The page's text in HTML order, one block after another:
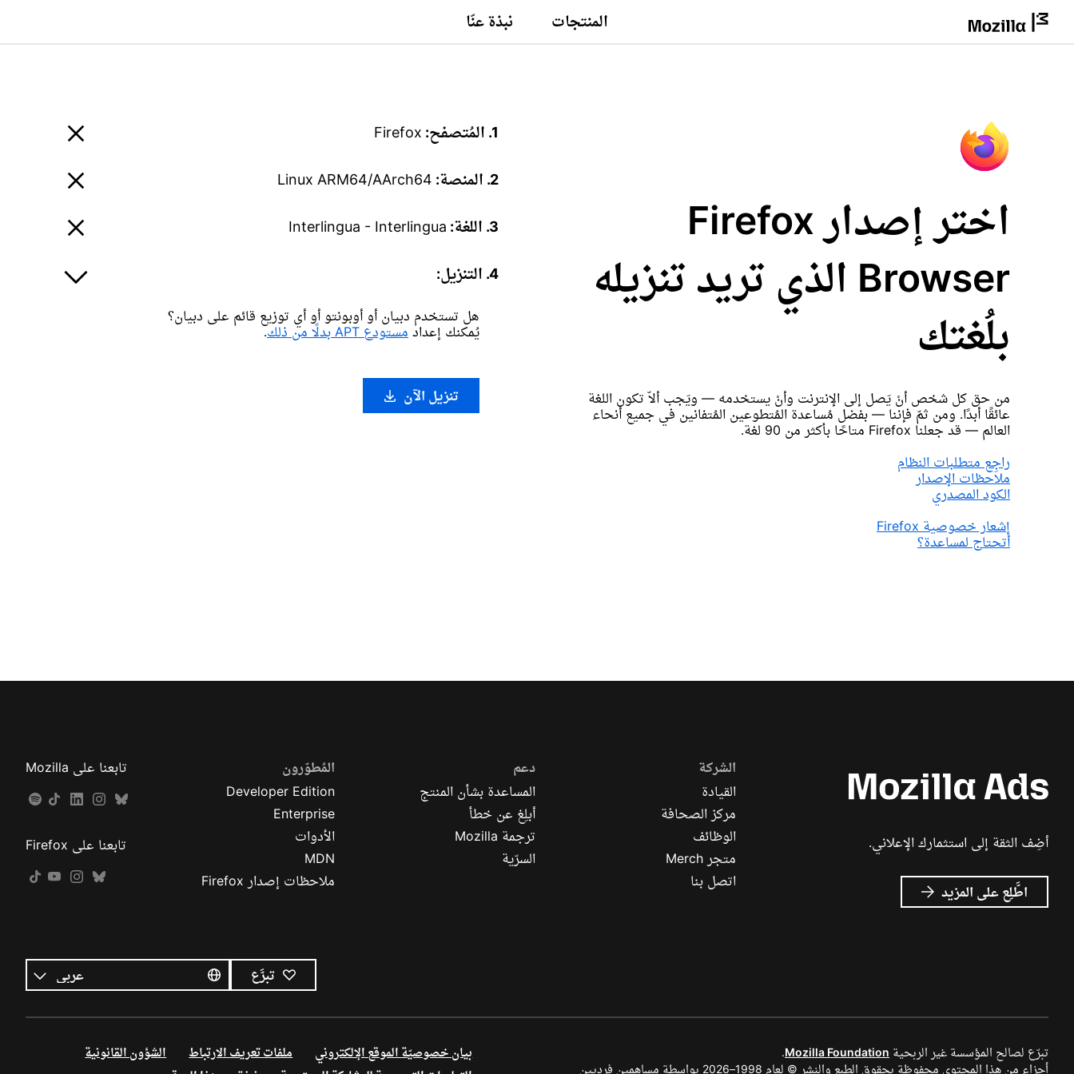
المنتجات نبذة عنّا
اختر إصدار Firefox
Browser الذي تريد تنزيله
بلُغتك
من حق كل شخص أنْ يَصل إلى الإنترنت وأنْ يستخدمه — ويَجب ألاّ تكون اللغة
عائقًا أبدًا. ومن ثمّ فإننا — بفضل مُساعدة المُتطوعين المُتفانين في جميع أنحاء
العالم — قد جعلنا Firefox متاحًا بأكثر من 90 لغة.
راجِع متطلبات النظام
ملاحظات الإصدار
الكود المصدري
إشعار خصوصية Firefox
أتحتاج لمساعدة؟
1. المُتصفح: Firefox
2. المنصة: Linux ARM64/AArch64
3. اللغة: Interlingua - Interlingua
4. التنزيل:
هل تستخدم دبيان أو أوبونتو أو أي توزيع قائم على دبيان؟
يُمكنك إعداد مستودع APT بدلًا من ذلك .
تنزيل الآن
أضِف الثقة إلى استثمارك الإعلاني.
اطَّلِع على المزيد عن
إعلانات
الشركة
القيادة
مركز الصحافة
الوظائف
متجر Merch
اتصل بنا
دعم
المساعدة بشأن المنتج
أبلِغ عن خطأ
ترجمة Mozilla
السرّية
المُطوّرون
Developer Edition
Enterprise
الأدوات
MDN
ملاحظات إصدار Firefox
تابعنا على Mozilla
تابعنا على Firefox
تبرَّع
اللغات
اللغة
تبرّع لصالح المؤسسة غير الربحية Mozilla Foundation
.
أجزاء من هذا المحتوى محفوظة بحقوق الطبع والنشر © لعام 1998–2026 بواسطة مساهمين فرديين
بيان خصوصيّة الموقع الإلكتروني ملفات تعريف الارتباط
الشؤون القانونية